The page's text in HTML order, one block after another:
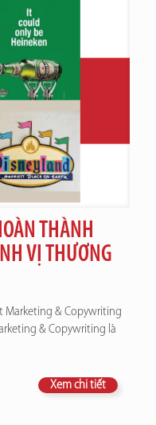
THÀNH
VỊ THƯƠNG
& Copywriting
& Copywriting là
Xem chi tiết